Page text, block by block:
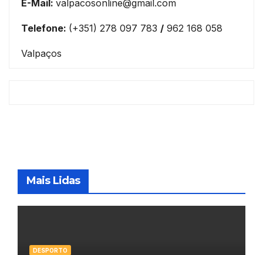
E-Mail: valpacosonline@gmail.com
Telefone: (+351) 278 097 783 / 962 168 058
Valpaços
Mais Lidas
DESPORTO